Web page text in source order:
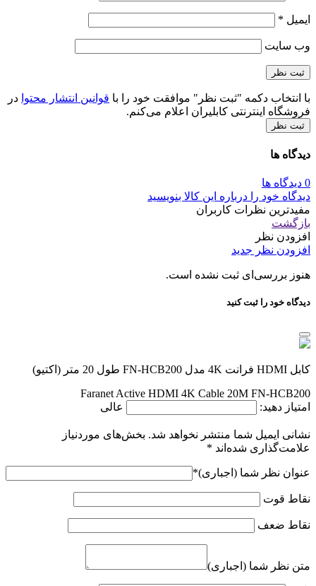
ایمیل *
وب‌ سایت
با انتخاب دکمه "ثبت نظر" موافقت خود را با قوانین انتشار محتوا در
فروشگاه اینترنتی کابلیران اعلام می‌کنم.
ثبت نظر
دیدگاه ها
0 دیدگاه ها
دیدگاه خود را درباره این کالا بنویسید
مفیدترین نظرات کاربران
بازگشت
افزودن نظر
افزودن نظر جدید
هنوز بررسی‌ای ثبت نشده است.
دیدگاه خود را ثبت کنید
کابل HDMI فرانت 4K مدل FN-HCB200 طول 20 متر (اکتیو)
Faranet Active HDMI 4K Cable 20M FN-HCB200
امتیاز دهید:
عالی
نشانی ایمیل شما منتشر نخواهد شد. بخش‌های موردنیاز
علامت‌گذاری شده‌اند *
عنوان نظر شما (اجباری)*
نقاط قوت
نقاط ضعف
متن نظر شما (اجباری)